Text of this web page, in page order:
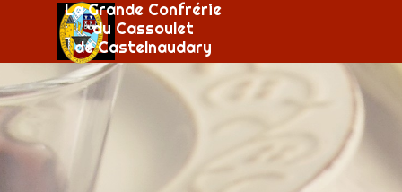
Aller au contenuSauter le menu
La Grande Confrérie
du Cassoulet
de Castelnaudary